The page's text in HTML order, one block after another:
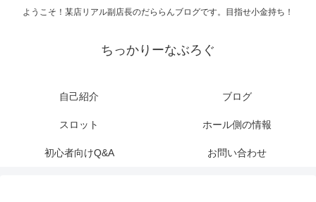
ようこそ！某店リアル副店長のだららんブログです。目指せ小金持ち！
ちっかりーなぶろぐ
自己紹介 ブログ
スロット ホール側の情報
初心者向けQ&A お問い合わせ